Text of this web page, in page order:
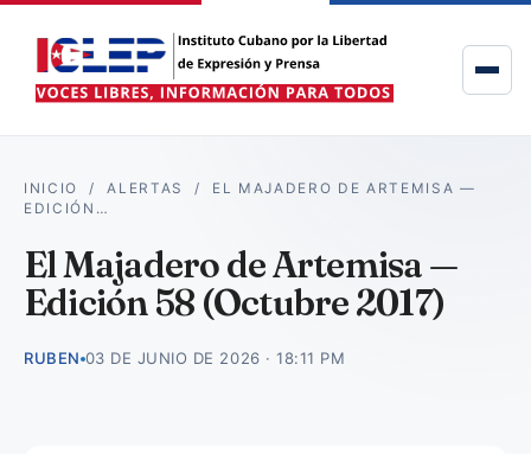
INICIO /ALERTAS / EL MAJADERO DE ARTEMISA —
EDICIÓN…
El Majadero de Artemisa —
Edición 58 (Octubre 2017)
RUBEN 03 DE JUNIO DE 2026 · 18:11 PM